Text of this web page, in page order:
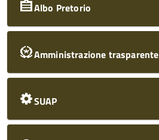
Albo Pretorio
Amministrazione trasparente
SUAP